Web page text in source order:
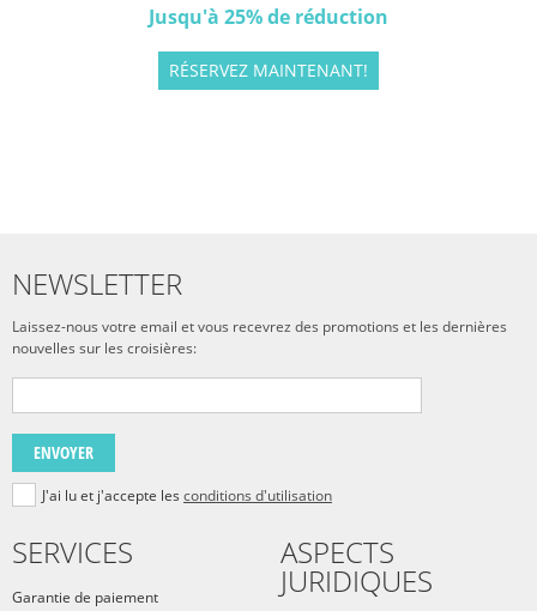
Jusqu'à 25% de réduction
RÉSERVEZ MAINTENANT!
NEWSLETTER
Laissez-nous votre email et vous recevrez des promotions et les dernières
nouvelles sur les croisières:
ENVOYER
J'ai lu et j'accepte les conditions d'utilisation
SERVICES
Garantie de paiement
ASPECTS
JURIDIQUES